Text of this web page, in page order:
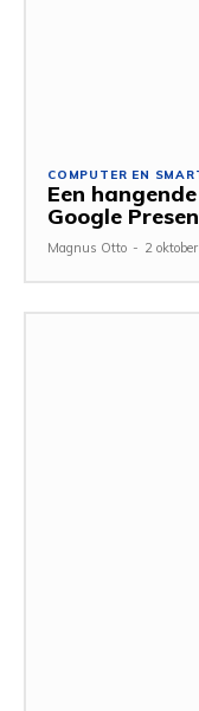
COMPUTER EN
Een
Google
Magnus Otto - 2